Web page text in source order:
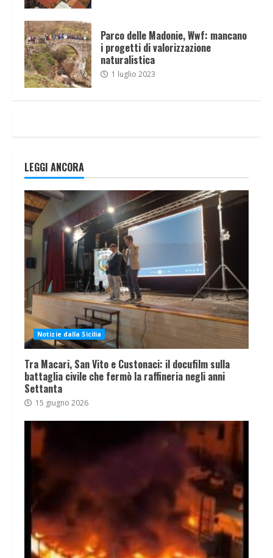
Parco delle Madonie, Wwf: mancano
i progetti di valorizzazione
naturalistica
1 luglio 2023
LEGGI ANCORA
Notizie dalla Sicilia
Tra Macari, San Vito e Custonaci: il docufilm sulla
battaglia civile che fermò la raffineria negli anni
Settanta
15 giugno 2026